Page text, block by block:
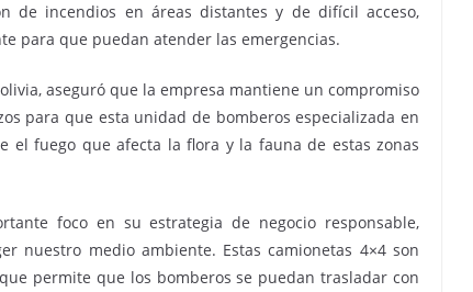
de incendios en áreas distantes y de difícil acceso,
para que puedan atender las emergencias.
aseguró que la empresa mantiene un compromiso
para que esta unidad de bomberos especializada en
el fuego que afecta la flora y la fauna de estas zonas
foco en su estrategia de negocio responsable,
nuestro medio ambiente. Estas camionetas 4×4 son
permite que los bomberos se puedan trasladar con